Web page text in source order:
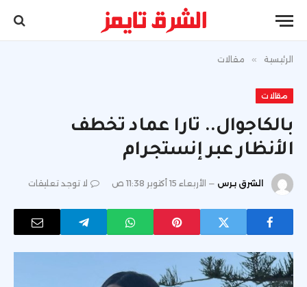
الرئيسية » مقالات
مقالات
بالكاجوال.. تارا عماد تخطف
الأنظار عبر إنستجرام
الشرق برس الأربعاء 15 أكتوبر 11:38 ص لا توجد تعليقات